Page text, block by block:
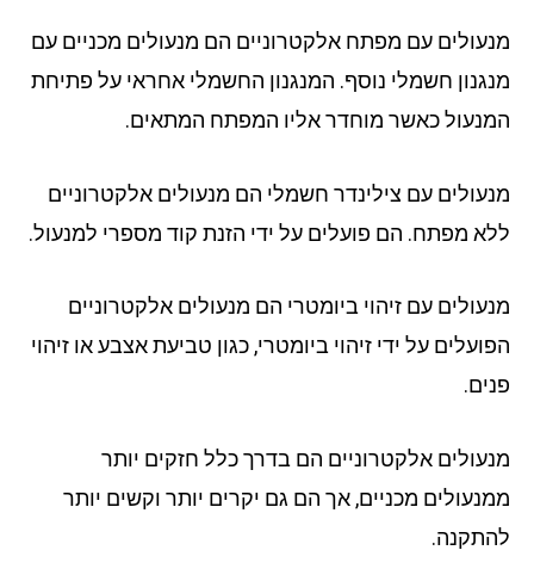
עם מפתח אלקטרוניים הם מנעולים מכניים עם
חשמלי נוסף. המנגנון החשמלי אחראי על פתיחת
כאשר מוחדר אליו המפתח המתאים.
עם צילינדר חשמלי הם מנעולים אלקטרוניים
מפתח. הם פועלים על ידי הזנת קוד מספרי למנעול.
עם זיהוי ביומטרי הם מנעולים אלקטרוניים
על ידי זיהוי ביומטרי, כגון טביעת אצבע או זיהוי
אלקטרוניים הם בדרך כלל חזקים יותר
מכניים, אך הם גם יקרים יותר וקשים יותר